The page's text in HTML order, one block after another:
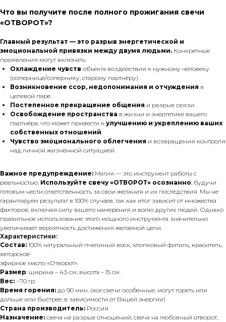
Что вы получите после полного прожигания свечи
«ОТВОРОТ»?
Главный результат — это разрыв энергетической и
эмоциональной привязки между двумя людьми. Конкретные
проявления могут включать:
Охлаждение чувств объекта воздействия к нужному человеку
(сопернице/сопернику, старому партнёру).
Возникновение ссор, недопонимания и отчуждения в
целевой паре.
Постепенное прекращение общения и разрыв связи.
Освобождение пространства в жизни и энергетике вашего
партнёра, что может привести к улучшению и укреплению ваших
собственных отношений.
Чувство эмоционального облегчения и возвращения контроля
над личной жизненной ситуацией.
Важное предупреждение: Магия — это инструмент работы с
реальностью. Используйте свечу «ОТВОРОТ» осознанно, будучи
готовым нести ответственность за свои желания и их последствия. Мы не
гарантируем результат в 100% случаев, так как итог зависит от множества
факторов, включая силу вашего намерения и волю других людей. Однако
правильное использование этого мощного инструмента значительно
увеличивает вероятность достижения желаемой цели.
Характеристики:
Состав: 100% натуральный пчелиный воск, хлопковый фитиль, краситель,
авторское
эфирное масло «Отворот».
Размер: ширина – 4,5 см, высота – 15 см.
Вес: ~70 гр.
Время горения: до 90 мин. (все свечи особенные, могут гореть или
дольше или быстрее, в зависимости от Вашей энергии)
Страна производитель: Россия
Назначение: свеча на разрыв отношений; свеча на любовный отворот;